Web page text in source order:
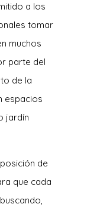
a los
tomar
muchos
parte del
de la
espacios
jardín
de
que cada